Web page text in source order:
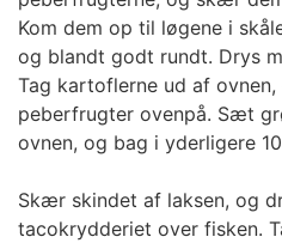
Kom dem op til løgene i
og blandt godt rundt. Drys
Tag kartoflerne ud af
peberfrugter ovenpå. Sæt
ovnen, og bag i yderligere
Skær skindet af laksen, og
tacokrydderiet over fisken.